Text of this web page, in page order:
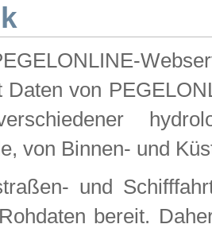
Daten von
von Binnen- und
und
bereit.